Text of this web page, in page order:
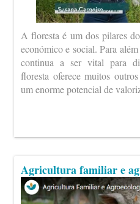
A floresta é um dos pilares
económico e social. Para
continua a ser vital para
floresta oferece muitos
um enorme potencial de
Agricultura familiar e